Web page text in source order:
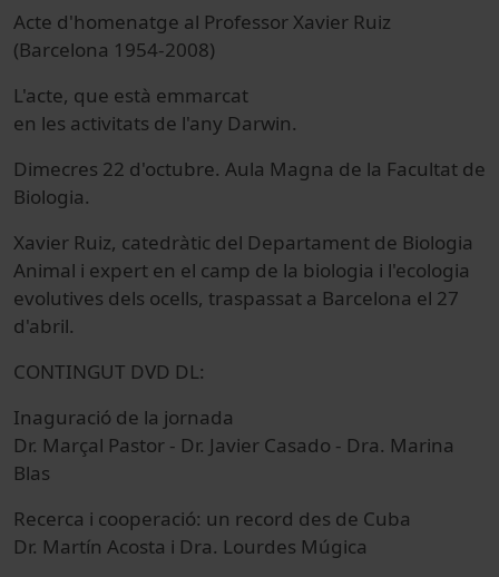
Acte d'homenatge al Professor Xavier Ruiz
(Barcelona 1954-2008)
L'acte, que està emmarcat
en les activitats de l'any Darwin.
Dimecres 22 d'octubre. Aula Magna de la Facultat de
Biologia.
Xavier Ruiz, catedràtic del Departament de Biologia
Animal i expert en el camp de la biologia i l'ecologia
evolutives dels ocells, traspassat a Barcelona el 27
d'abril.
CONTINGUT DVD DL:
Inaguració de la jornada
Dr. Marçal Pastor - Dr. Javier Casado - Dra. Marina
Blas
Recerca i cooperació: un record des de Cuba
Dr. Martín Acosta i Dra. Lourdes Múgica